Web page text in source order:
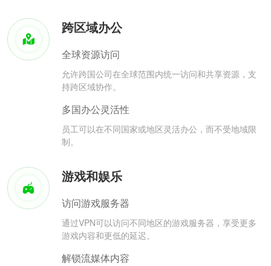
跨区域办公
全球资源访问
允许跨国公司在全球范围内统一访问和共享资源，支
持跨区域协作。
多国办公灵活性
员工可以在不同国家或地区灵活办公，而不受地域限
制。
游戏和娱乐
访问游戏服务器
通过VPN可以访问不同地区的游戏服务器，享受更多
游戏内容和更低的延迟。
解锁流媒体内容